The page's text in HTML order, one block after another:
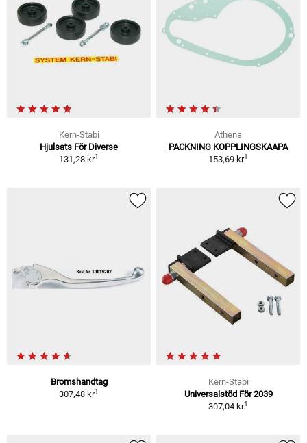
Kern-Stabi
Hjulsats För Diverse
131,28 kr1
Athena
PACKNING KOPPLINGSKAAPA
153,69 kr1
Bromshandtag
307,48 kr1
Kern-Stabi
Universalstöd För 2039
307,04 kr1